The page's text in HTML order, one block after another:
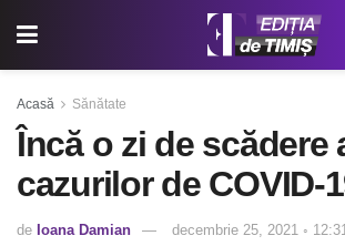
Acasă Sănătate
Încă o zi de scădere
cazurilor de COVID-
de Ioana Damian decembrie 25, 2021 ◦